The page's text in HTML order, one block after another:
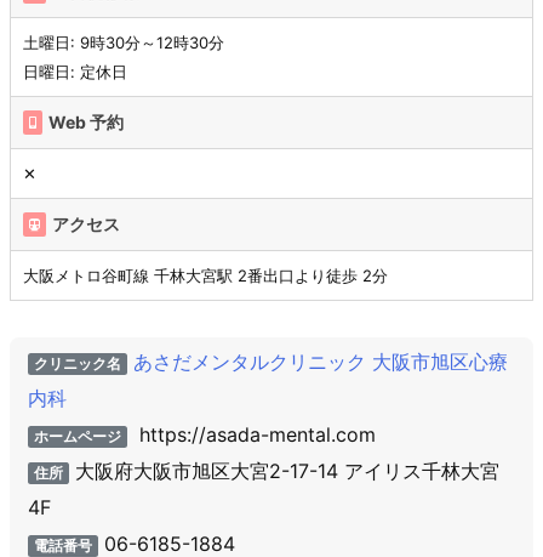
土曜日: 9時30分～12時30分
日曜日: 定休日
Web 予約
✕
アクセス
大阪メトロ谷町線 千林大宮駅 2番出口より徒歩 2分
クリニック名
あさだメンタルクリニック 大阪市旭区心療
内科
ホームページ https://asada-mental.com
住所 大阪府大阪市旭区大宮2-17-14 アイリス千林大宮
4F
電話番号 06-6185-1884